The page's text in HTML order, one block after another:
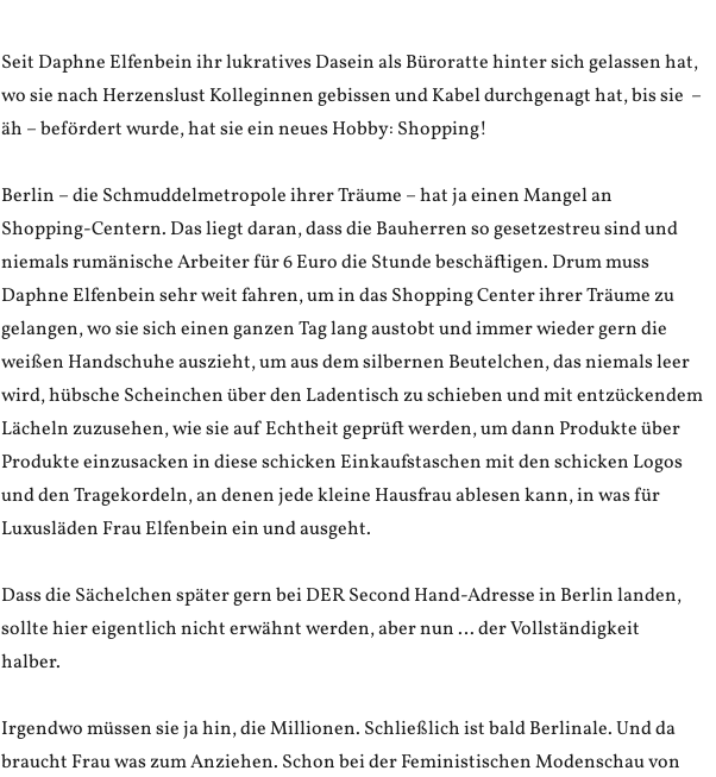
Seit Daphne Elfenbein ihr lukratives Dasein als Büroratte hinter sich gelassen hat,
wo sie nach Herzenslust Kolleginnen gebissen und Kabel durchgenagt hat, bis sie –
äh – befördert wurde, hat sie ein neues Hobby: Shopping!
Berlin – die Schmuddelmetropole ihrer Träume – hat ja einen Mangel an
Shopping-Centern. Das liegt daran, dass die Bauherren so gesetzestreu sind und
niemals rumänische Arbeiter für 6 Euro die Stunde beschäftigen. Drum muss
Daphne Elfenbein sehr weit fahren, um in das Shopping Center ihrer Träume zu
gelangen, wo sie sich einen ganzen Tag lang austobt und immer wieder gern die
weißen Handschuhe auszieht, um aus dem silbernen Beutelchen, das niemals leer
wird, hübsche Scheinchen über den Ladentisch zu schieben und mit entzückendem
Lächeln zuzusehen, wie sie auf Echtheit geprüft werden, um dann Produkte über
Produkte einzusacken in diese schicken Einkaufstaschen mit den schicken Logos
und den Tragekordeln, an denen jede kleine Hausfrau ablesen kann, in was für
Luxusläden Frau Elfenbein ein und ausgeht.
Dass die Sächelchen später gern bei DER Second Hand-Adresse in Berlin landen,
sollte hier eigentlich nicht erwähnt werden, aber nun … der Vollständigkeit
halber.
Irgendwo müssen sie ja hin, die Millionen. Schließlich ist bald Berlinale. Und da
braucht Frau was zum Anziehen. Schon bei der Feministischen Modenschau von